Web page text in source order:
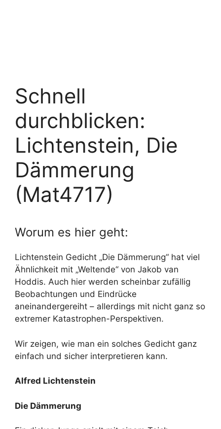
Schnell
durchblicken:
Lichtenstein, Die
Dämmerung
(Mat4717)
Worum es hier geht:
Lichtenstein Gedicht „Die Dämmerung“ hat viel
Ähnlichkeit mit „Weltende“ von Jakob van
Hoddis. Auch hier werden scheinbar zufällig
Beobachtungen und Eindrücke
aneinandergereiht – allerdings mit nicht ganz so
extremer Katastrophen-Perspektiven.
Wir zeigen, wie man ein solches Gedicht ganz
einfach und sicher interpretieren kann.
Alfred Lichtenstein
Die Dämmerung